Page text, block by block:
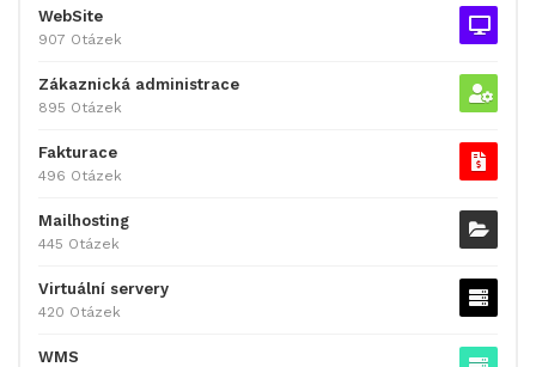
WebSite
907 Otázek
Zákaznická administrace
895 Otázek
Fakturace
496 Otázek
Mailhosting
445 Otázek
Virtuální servery
420 Otázek
WMS